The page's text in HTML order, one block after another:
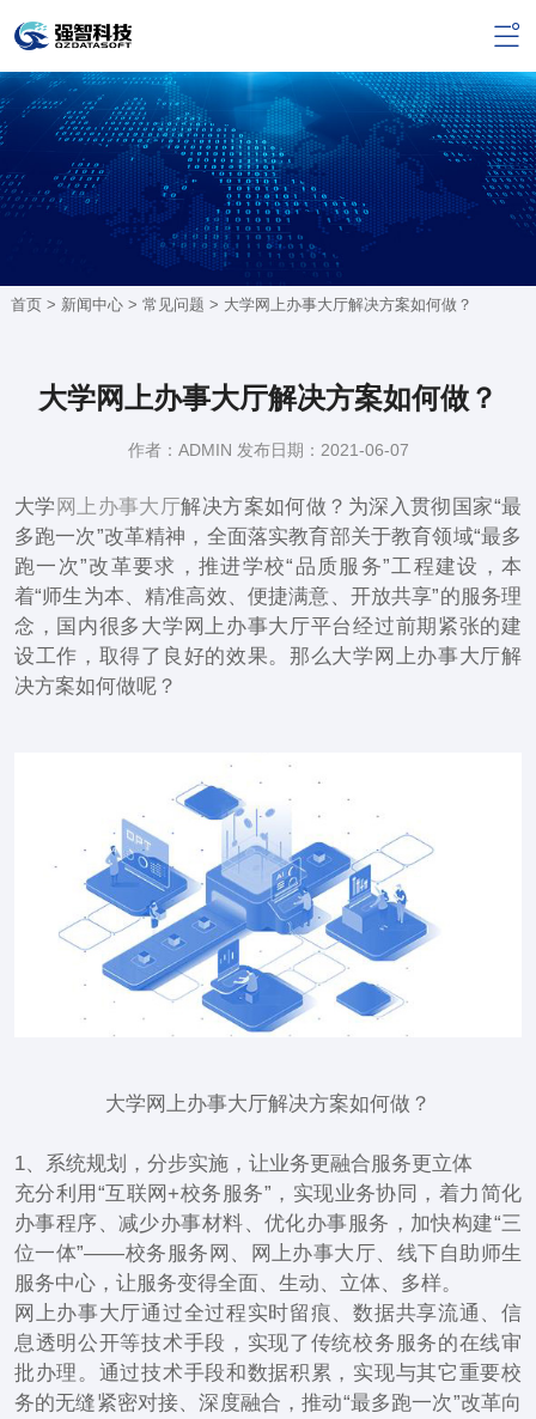
首页 > 新闻中心> 常见问题 > 大学网上办事大厅解决方案如何做？
大学网上办事大厅解决方案如何做？
作者：ADMIN 发布日期：2021-06-07
大学 网上办事大厅解决方案如何做？为深入贯彻国家“最
多跑一次”改革精神，全面落实教育部关于教育领域“最多
跑一次”改革要求，推进学校“品质服务”工程建设，本
着“师生为本、精准高效、便捷满意、开放共享”的服务理
念，国内很多大学网上办事大厅平台经过前期紧张的建
设工作，取得了良好的效果。那么大学网上办事大厅解
决方案如何做呢？
大学网上办事大厅解决方案如何做？
1、系统规划，分步实施，让业务更融合服务更立体
充分利用“互联网+校务服务”，实现业务协同，着力简化
办事程序、减少办事材料、优化办事服务，加快构建“三
位一体”——校务服务网、网上办事大厅、线下自助师生
服务中心，让服务变得全面、生动、立体、多样。
网上办事大厅通过全过程实时留痕、数据共享流通、信
息透明公开等技术手段，实现了传统校务服务的在线审
批办理。通过技术手段和数据积累，实现与其它重要校
务的无缝紧密对接、深度融合，推动“最多跑一次”改革向